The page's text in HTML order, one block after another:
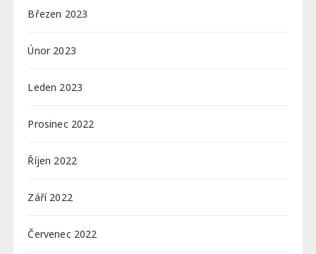
Březen 2023
Únor 2023
Leden 2023
Prosinec 2022
Říjen 2022
Září 2022
Červenec 2022